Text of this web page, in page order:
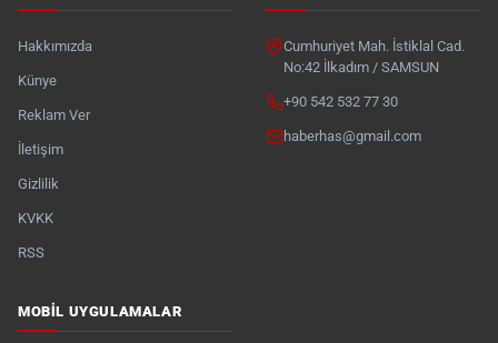
Hakkımızda
Künye
Reklam Ver
İletişim
Gizlilik
KVKK
RSS
Cumhuriyet Mah. İstiklal Cad.
No:42 İlkadım / SAMSUN
+90 542 532 77 30
haberhas@gmail.com
MOBIL UYGULAMALAR